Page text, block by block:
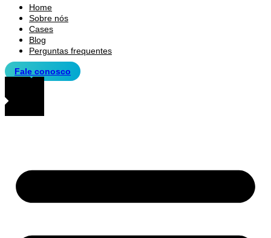
Home
Sobre nós
Cases
Blog
Perguntas frequentes
Fale conosco